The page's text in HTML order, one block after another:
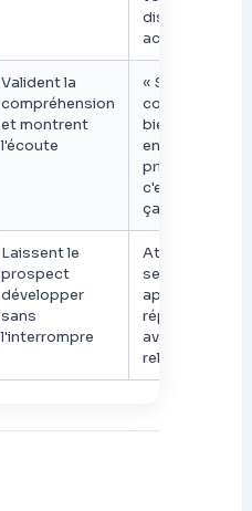
dispositif
actuel ? »
Valident la
compréhension
et montrent
l'écoute
« Si je
comprends
bien, votre
enjeu
principal
c'est… c'est
ça ? »
Laissent le
prospect
développer
sans
l'interrompre
Attendre 3
secondes
après une
réponse
avant de
relancer